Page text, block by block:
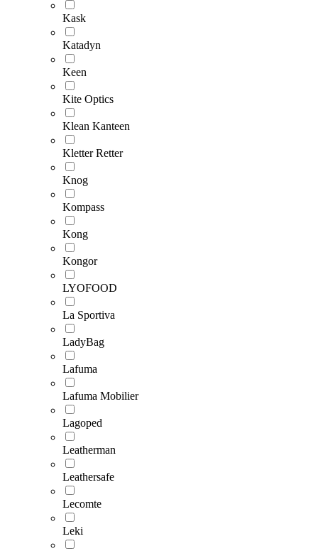
Kask
Katadyn
Keen
Kite Optics
Klean Kanteen
Kletter Retter
Knog
Kompass
Kong
Kongor
LYOFOOD
La Sportiva
LadyBag
Lafuma
Lafuma Mobilier
Lagoped
Leatherman
Leathersafe
Lecomte
Leki